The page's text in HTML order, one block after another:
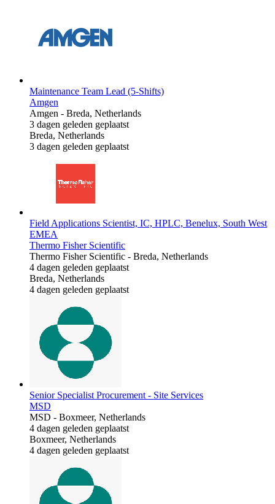
Maintenance Team Lead (5-Shifts)
Amgen
Amgen - Breda, Netherlands
3 dagen geleden geplaatst
Breda, Netherlands
3 dagen geleden geplaatst
Field Applications Scientist, IC, HPLC, Benelux, South West
EMEA
Thermo Fisher Scientific
Thermo Fisher Scientific - Breda, Netherlands
4 dagen geleden geplaatst
Breda, Netherlands
4 dagen geleden geplaatst
Senior Specialist Procurement - Site Services
MSD
MSD - Boxmeer, Netherlands
4 dagen geleden geplaatst
Boxmeer, Netherlands
4 dagen geleden geplaatst